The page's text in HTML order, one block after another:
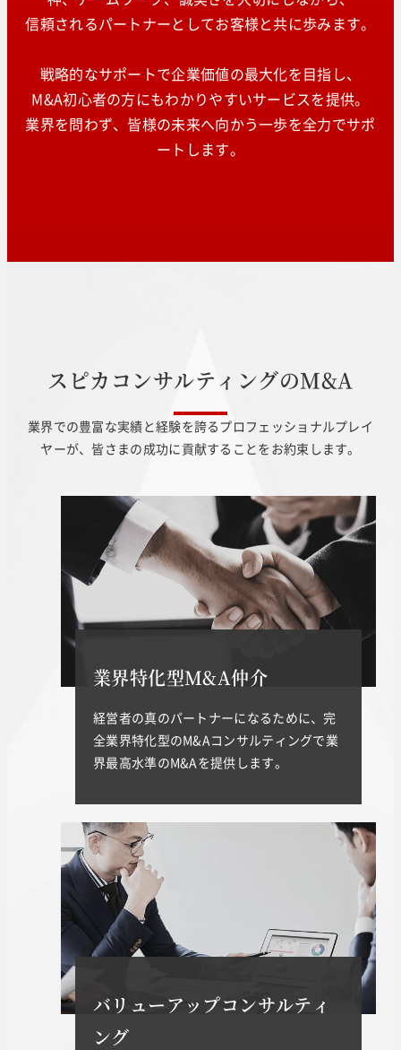
信頼されるパートナーとしてお客様と共に歩みます。
戦略的なサポートで企業価値の最大化を目指し、
M&A初心者の方にもわかりやすいサービスを提供。
業界を問わず、皆様の未来へ向かう一歩を全力でサポ
ートします。
スピカ コ ンサルティ ングのM&A
業界での豊富な実績と経験を誇るプロフェッショナルプレイ
ヤーが、皆さまの成功に貢献することをお約束します。
業界特化型M&A仲介
経営者の真のパートナーになるために、完
全業界特化型のM&Aコンサルティングで業
界最高水準のM&Aを提供します。
バリューアップコンサルティ
ング